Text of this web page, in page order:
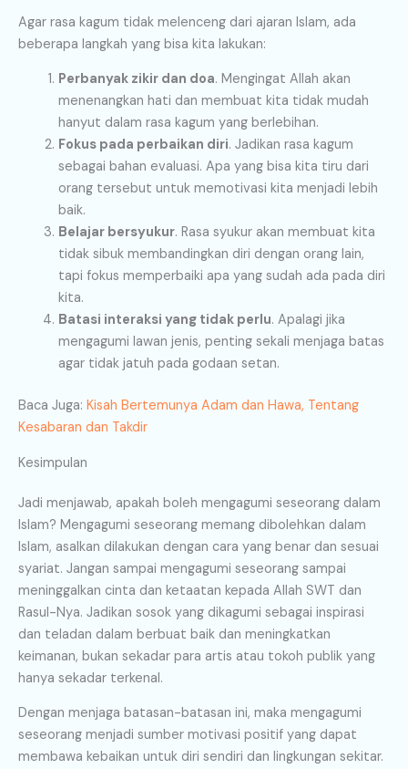
Agar rasa kagum tidak melenceng dari ajaran Islam, ada
beberapa langkah yang bisa kita lakukan:
Perbanyak zikir dan doa. Mengingat Allah akan
menenangkan hati dan membuat kita tidak mudah
hanyut dalam rasa kagum yang berlebihan.
Fokus pada perbaikan diri. Jadikan rasa kagum
sebagai bahan evaluasi. Apa yang bisa kita tiru dari
orang tersebut untuk memotivasi kita menjadi lebih
baik.
Belajar bersyukur. Rasa syukur akan membuat kita
tidak sibuk membandingkan diri dengan orang lain,
tapi fokus memperbaiki apa yang sudah ada pada diri
kita.
Batasi interaksi yang tidak perlu. Apalagi jika
mengagumi lawan jenis, penting sekali menjaga batas
agar tidak jatuh pada godaan setan.
Baca Juga: Kisah Bertemunya Adam dan Hawa, Tentang
Kesabaran dan Takdir
Kesimpulan
Jadi menjawab, apakah boleh mengagumi seseorang dalam
Islam? Mengagumi seseorang memang dibolehkan dalam
Islam, asalkan dilakukan dengan cara yang benar dan sesuai
syariat. Jangan sampai mengagumi seseorang sampai
meninggalkan cinta dan ketaatan kepada Allah SWT dan
Rasul-Nya. Jadikan sosok yang dikagumi sebagai inspirasi
dan teladan dalam berbuat baik dan meningkatkan
keimanan, bukan sekadar para artis atau tokoh publik yang
hanya sekadar terkenal.
Dengan menjaga batasan-batasan ini, maka mengagumi
seseorang menjadi sumber motivasi positif yang dapat
membawa kebaikan untuk diri sendiri dan lingkungan sekitar.